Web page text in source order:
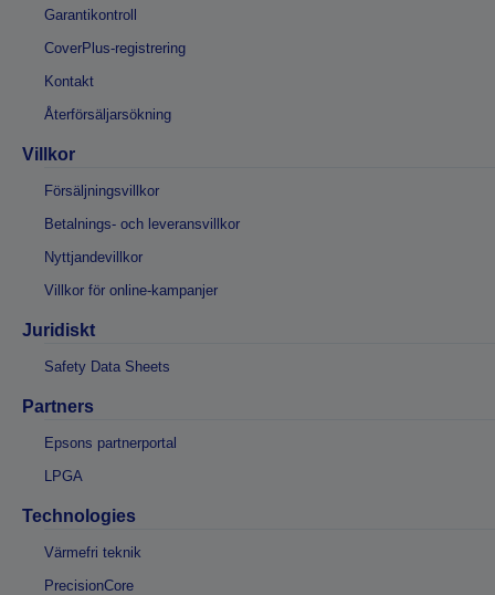
Garantikontroll
CoverPlus-registrering
Kontakt
Återförsäljarsökning
Villkor
Försäljningsvillkor
Betalnings- och leveransvillkor
Nyttjandevillkor
Villkor för online-kampanjer
Juridiskt
Safety Data Sheets
Partners
Epsons partnerportal
LPGA
Technologies
Värmefri teknik
PrecisionCore